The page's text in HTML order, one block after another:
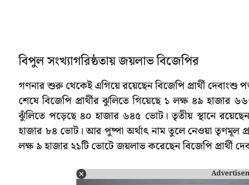
বিপুল সংখ্যাগরিষ্ঠতায় জয়লাভ বিজেপির
গণনার শুরু থেকেই এগিয়ে রয়েছেন বিজেপি প্রার্থী
শেষে বিজেপি প্রার্থীর ঝুলিতে গিয়েছে ১ লক্ষ ৪৯ হাজার
ঝুঁলিতে পড়েছে ৪০ হাজার ৬৪৫ ভোট। তৃতীয় স্থানে
হাজার ৮৪ ভোট। আর পুষ্পা অর্থাৎ নাম তুলে নেওয়া তৃণমূল
লক্ষ ৯ হাজার ২১টি ভোটে জয়লাভ করেছেন বিজেপি প্রার্থী